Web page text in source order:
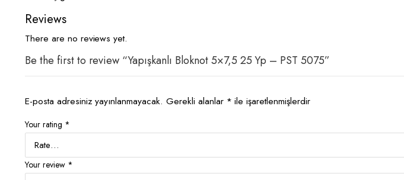
Reviews
There are no reviews yet.
Be the first to review “Yapışkanlı Bloknot 5×7,5 25 Yp – PST 5075”
E-posta adresiniz yayınlanmayacak. Gerekli alanlar * ile işaretlenmişlerdir
Your rating *
Your review *